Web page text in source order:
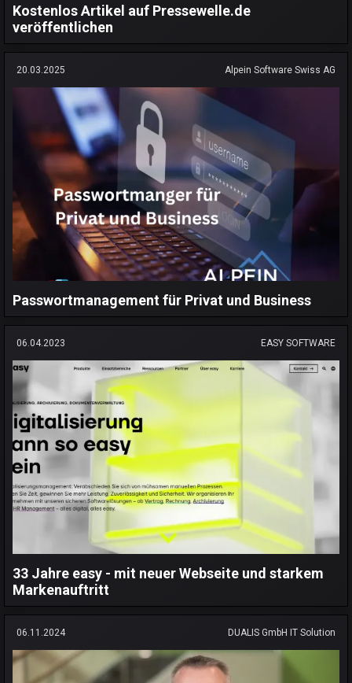
Kostenlos Artikel auf Pressewelle.de
veröffentlichen
20.03.2025 Alpein Software Swiss AG
Passwortmanagement für Privat und Business
06.04.2023 EASY SOFTWARE
33 Jahre easy - mit neuer Webseite und starkem
Markenauftritt
06.11.2024 DUALIS GmbH IT Solution